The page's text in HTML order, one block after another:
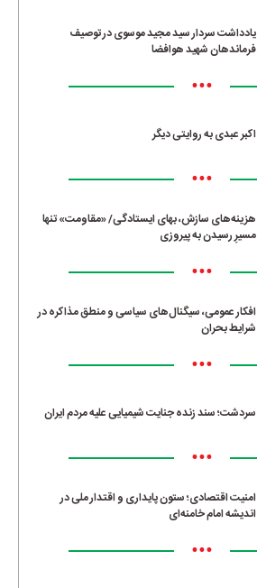
یادداشت سردار سید مجید موسوی در توصیف
فرماندهان شهید هوافضا
•••
اکبر عبدی به روایتی دیگر
•••
هزینه‌های سازش، بهای ایستادگی/ «مقاومت» تنها
مسیرِ رسیدن به پیروزی
•••
افکار عمومی، سیگنال‌های سیاسی و منطق مذاکره در
شرایط بحران
•••
سردشت؛ سند زنده جنایت شیمیایی علیه مردم ایران
•••
امنیت اقتصادی؛ ستون پایداری و اقتدار ملی در
اندیشه امام خامنه‌ای
•••